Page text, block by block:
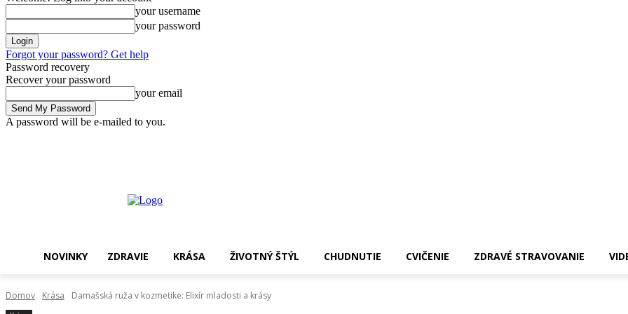
your username
your password
Forgot your password? Get help
Password recovery
Recover your password
your email
A password will be e-mailed to you.
NOVINKY ZDRAVIE KRÁSA ŽIVOTNÝ ŠTÝL CHUDNUTIE CVIČENIE ZDRAVÉ STRAVOVANIE
Domov Krása Damašská ruža v kozmetike: Elixír mladosti a krásy